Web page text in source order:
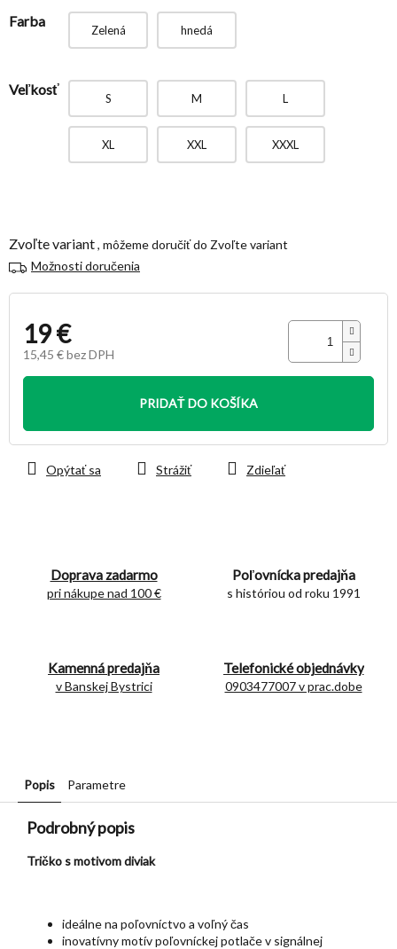
Farba
Zelená hnedá
Veľkosť
S M L
XL XXL XXXL
Zvoľte variant
Zvoľte variant
Možnosti doručenia
19 €
15,45 € bez DPH
Jednotková
PRIDAŤ DO KOŠÍKA
Doprava zadarmo
pri nákupe nad 100 €
Poľovnícka predajňa
s históriou od roku 1991
Kamenná predajňa
v Banskej Bystrici
Telefonické objednávky
0903477007 v prac.dobe
Opýtať sa Strážiť Zdieľať
Popis Parametre
Podrobný popis
Tričko s motivom diviak
ideálne na poľovníctvo a voľný čas
inovatívny motív poľovníckej potlače v signálnej